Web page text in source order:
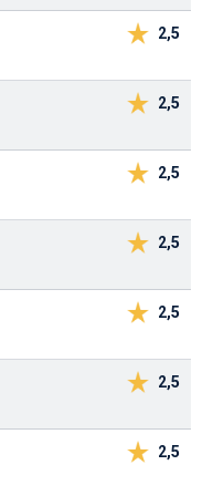
2,5
2,5
2,5
2,5
2,5
2,5
2,5